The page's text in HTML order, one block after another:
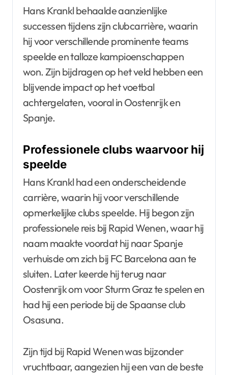
Hans Krankl behaalde aanzienlijke
successen tijdens zijn clubcarrière, waarin
hij voor verschillende prominente teams
speelde en talloze kampioenschappen
won. Zijn bijdragen op het veld hebben een
blijvende impact op het voetbal
achtergelaten, vooral in Oostenrijk en
Spanje.
Professionele clubs waarvoor hij
speelde
Hans Krankl had een onderscheidende
carrière, waarin hij voor verschillende
opmerkelijke clubs speelde. Hij begon zijn
professionele reis bij Rapid Wenen, waar hij
naam maakte voordat hij naar Spanje
verhuisde om zich bij FC Barcelona aan te
sluiten. Later keerde hij terug naar
Oostenrijk om voor Sturm Graz te spelen en
had hij een periode bij de Spaanse club
Osasuna.
Zijn tijd bij Rapid Wenen was bijzonder
vruchtbaar, aangezien hij een van de beste